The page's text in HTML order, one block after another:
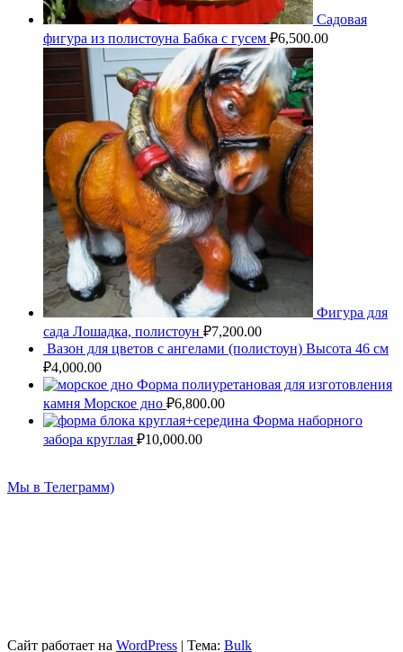
Садовая
фигура из полистоуна Бабка с гусем ₽6,500.00
Фигура для
сада Лошадка, полистоун ₽7,200.00
Вазон для цветов с ангелами (полистоун) Высота 46 см
₽4,000.00
Форма полиуретановая для изготовления
камня Морское дно ₽6,800.00
Форма наборного
забора круглая ₽10,000.00
Мы в Телеграмм)
Сайт работает на WordPress | Тема: Bulk